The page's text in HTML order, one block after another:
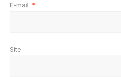
E-mail *
Site